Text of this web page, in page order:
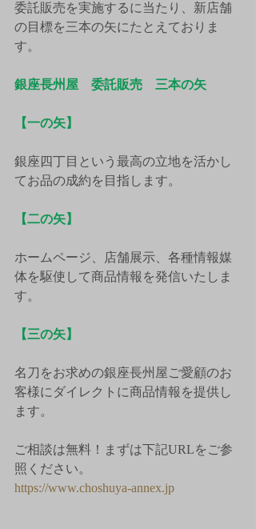
委託販売を実施するに当たり、新店舗
の目標を三本の矢にたとえておりま
す。
銀座長州屋　委託販売　三本の矢
【一の矢】
銀座四丁目という最高の立地を活かし
てお品の成約を目指します。
【二の矢】
ホームページ、店舗展示、各種情報媒
体を駆使して商品情報を発信いたしま
す。
【三の矢】
名刀をお求めの銀座長州屋ご愛顧のお
客様にダイレクトに商品情報を提供し
ます。
ご相談は無料！まずは下記URLをご参
照ください。
https://www.choshuya-annex.jp